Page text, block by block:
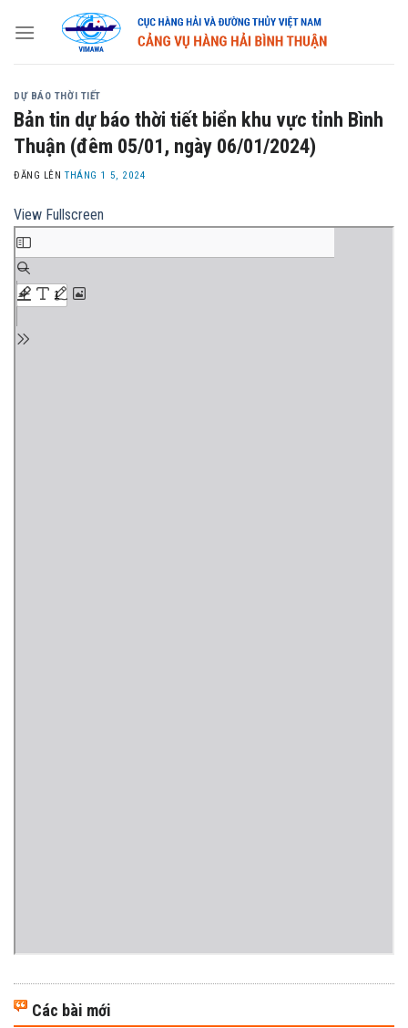
DỰ BÁO THỜI TIẾT
Bản tin dự báo thời tiết biển khu vực tỉnh Bình
Thuận (đêm 05/01, ngày 06/01/2024)
ĐĂNG LÊNTHÁNG 1 5, 2024
View Fullscreen
Các bài mới